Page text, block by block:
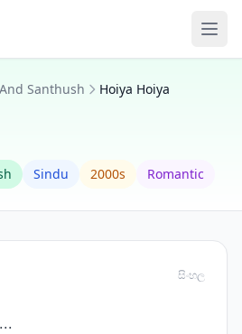
Santhush Hoiya Hoiya
Sindu 2000s Romantic
සිංහල